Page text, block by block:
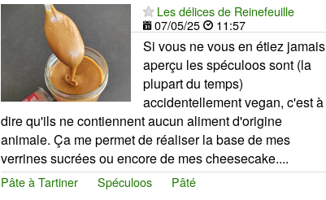
Les délices de Reinefeuille
07/05/25
11:57
Si vous ne vous en étiez jamais
aperçu les spéculoos sont (la
plupart du temps)
accidentellement vegan, c'est à
dire qu'ils ne contiennent aucun aliment d'origine
animale. Ça me permet de réaliser la base de mes
verrines sucrées ou encore de mes cheesecake....
Pâte à Tartiner Spéculoos Pâté